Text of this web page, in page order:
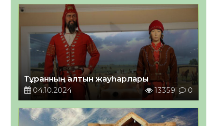
Тұранның алтын жауһарлары
04.10.2024
13359 0